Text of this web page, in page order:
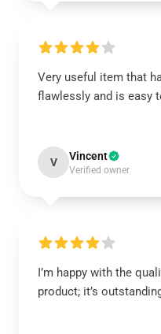
Very useful item that
flawlessly and is easy
V Vincent
Verified owner
I’m happy with the
product; it’s